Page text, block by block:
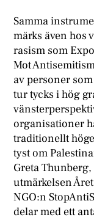
Samma
märks även hos
rasism som
Mot
av personer
tur tycks i hög
organisationer
traditionellt
tyst om
Greta
utmärkelsen
NGO:n
delar med ett